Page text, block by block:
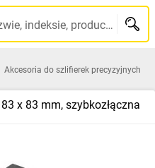
Szukaj po nazwie, indeksie, producencie, kodzie kreskowym...
Akcesoria do szlifierek precyzyjnych
x 83 mm, szybkozłączna